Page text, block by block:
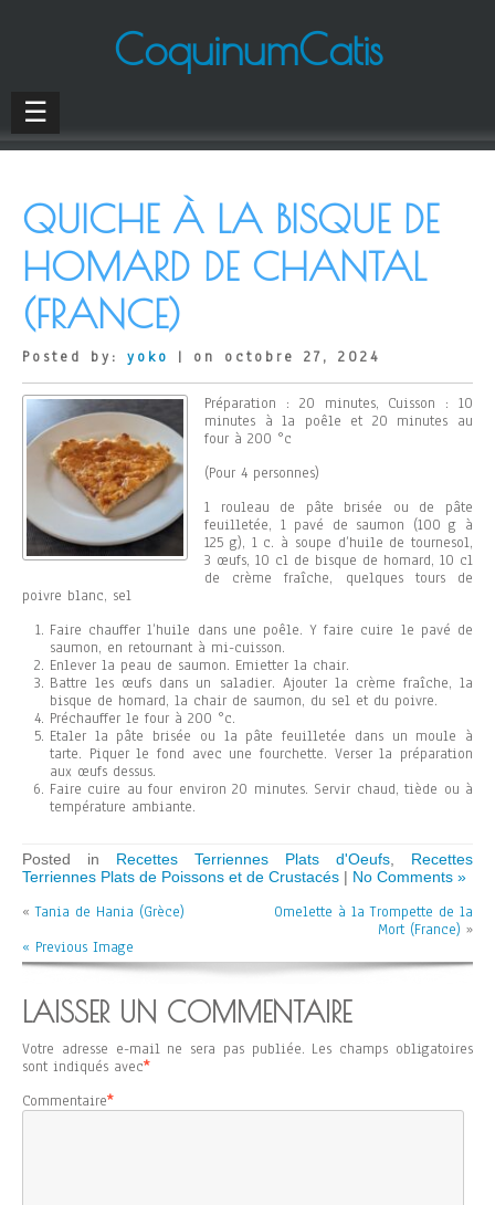
CoquinumCatis
☰
QUICHE À LA BISQUE DE
HOMARD DE CHANTAL
(FRANCE)
Posted by: yoko | on octobre 27, 2024
Préparation : 20 minutes, Cuisson : 10
minutes à la poêle et 20 minutes au
four à 200 °c
(Pour 4 personnes)
1 rouleau de pâte brisée ou de pâte
feuilletée, 1 pavé de saumon (100 g à
125 g), 1 c. à soupe d’huile de tournesol,
3 œufs, 10 cl de bisque de homard, 10 cl
de crème fraîche, quelques tours de
poivre blanc, sel
Faire chauffer l’huile dans une poêle. Y faire cuire le pavé de
saumon, en retournant à mi-cuisson.
Enlever la peau de saumon. Emietter la chair.
Battre les œufs dans un saladier. Ajouter la crème fraîche, la
bisque de homard, la chair de saumon, du sel et du poivre.
Préchauffer le four à 200 °c.
Etaler la pâte brisée ou la pâte feuilletée dans un moule à
tarte. Piquer le fond avec une fourchette. Verser la préparation
aux œufs dessus.
Faire cuire au four environ 20 minutes. Servir chaud, tiède ou à
température ambiante.
Posted in Recettes Terriennes Plats d'Oeufs
Recettes
Terriennes Plats de Poissons et de Crustacés | No Comments »
«Tania de Hania (Grèce)
Omelette à la Trompette de la
Mort (France) »
« Previous Image
LAISSER UN COMMENTAIRE
Votre adresse e-mail ne sera pas publiée. Les champs obligatoires
sont indiqués avec*
Commentaire*